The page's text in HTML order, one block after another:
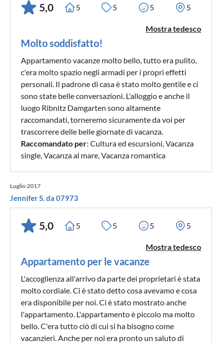
5,0 5 5 5 5
Mostra tedesco
Molto soddisfatto!
Appartamento vacanze molto bello, tutto era pulito,
c'era molto spazio negli armadi per i propri effetti
personali. Il padrone di casa è stato molto gentile e ci
sono state belle conversazioni. L'alloggio e anche il
luogo Ribnitz Damgarten sono altamente
raccomandati, torneremo sicuramente da voi per
trascorrere delle belle giornate di vacanza.
Raccomandato per: Cultura ed escursioni, Vacanza
single, Vacanza al mare, Vacanza romantica
Luglio 2017
Jennifer S. da 07973
5,0 5 5 5 5
Mostra tedesco
Appartamento per le vacanze
L'accoglienza all'arrivo da parte dei proprietari è stata
molto cordiale. Ci è stato detto cosa avevamo e cosa
era disponibile per noi. Ci è stato mostrato anche
l'appartamento. L'appartamento è piccolo ma molto
bello. C'era tutto ciò di cui si ha bisogno come
vacanzieri. Anche per noi era pronto un saluto di